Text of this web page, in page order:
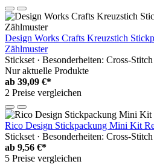
Design Works Crafts Kreuzstich
Zählmuster
Stickset · Besonderheiten: Cross-
Nur aktuelle Produkte
ab 39,09 €*
2 Preise vergleichen
Rico Design Stickpackung Mini Kit
Stickset · Besonderheiten: Cross-
ab 9,56 €*
5 Preise vergleichen